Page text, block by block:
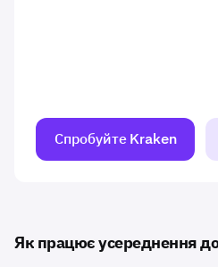
Спробуйте Kraken
Як працює усереднення